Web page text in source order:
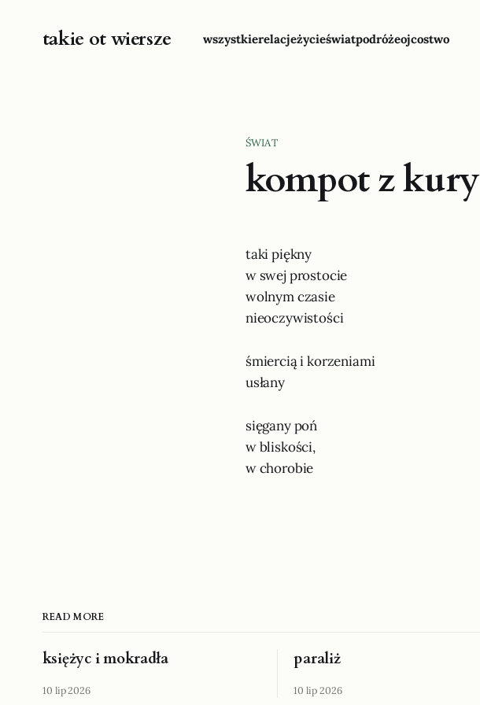
takie ot wiersze wszystkierelacjeżycieświatpodróżeojcostwo
ŚWIAT
kompot z kury
taki piękny
w swej prostocie
wolnym czasie
nieoczywistości
śmiercią i korzeniami
usłany
sięgany poń
w bliskości,
w chorobie
READ MORE
księżyc i mokradła
10 lip 2026
paraliż
10 lip 2026